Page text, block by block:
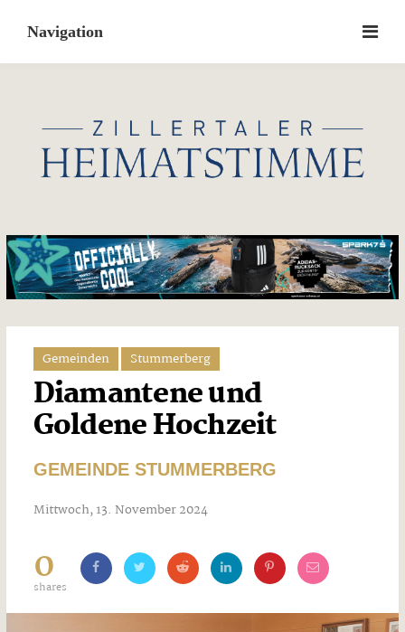
content
Gemeinden Stummerberg
Diamantene und
Goldene Hochzeit
GEMEINDE STUMMERBERG
Mittwoch, 13. November 2024
0
shares